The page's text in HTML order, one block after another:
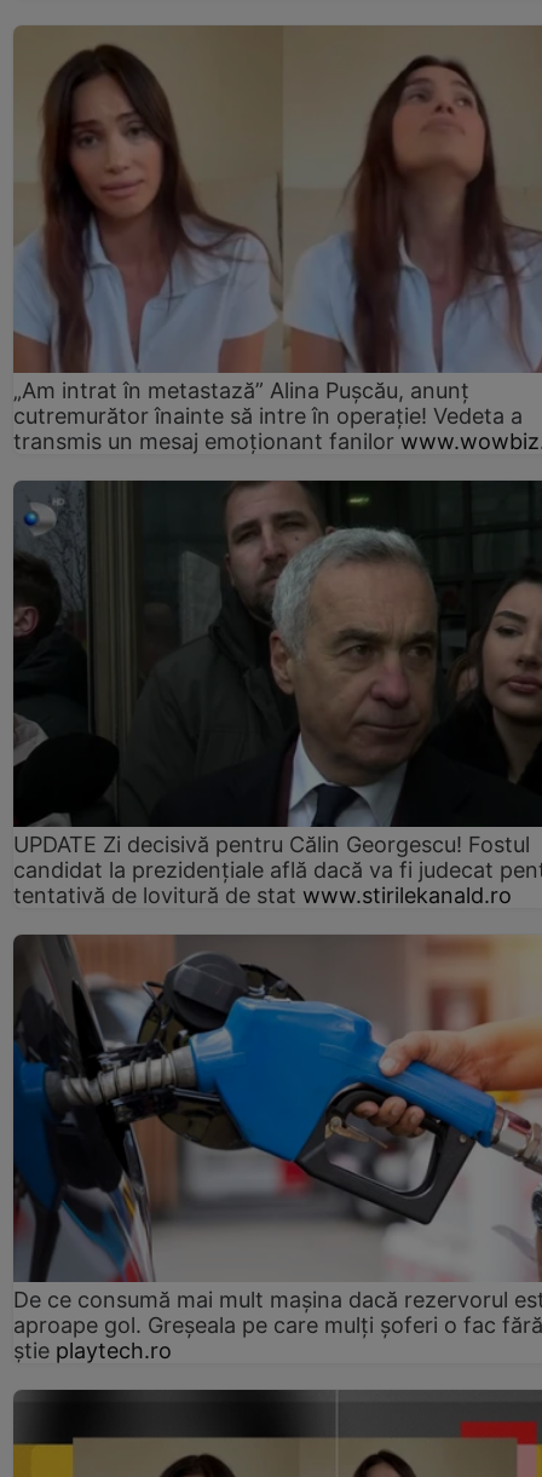
„Am intrat în metastază” Alina Pușcău, anunț
cutremurător înainte să intre în operație! Vedeta a
transmis un mesaj emoționant fanilor
UPDATE Zi decisivă pentru Călin Georgescu! Fostul
candidat la prezidențiale află dacă va fi judecat
tentativă de lovitură de stat www.stirilekanald.ro
De ce consumă mai mult mașina dacă rezervorul
aproape gol. Greșeala pe care mulți șoferi o fac
știe playtech.ro